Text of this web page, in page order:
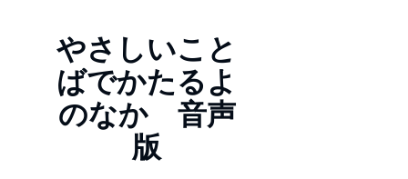
やさしいこと
ばでかたるよ
のなか 音声
版